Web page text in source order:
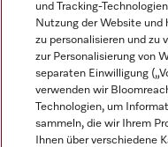
Alle Produktpreise
© Miele & Cie. KG.
und Tracking-
Nutzung der Website und
zu personalisieren und zu
zur Personalisierung von
separaten Einwilligung
verwenden wir
Technologien, um
sammeln, die wir Ihrem
Ihnen über verschiedene